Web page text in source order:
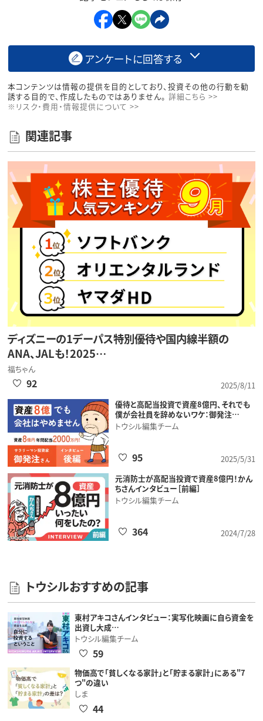
アンケートに回答する
本コンテンツは情報の提供を目的としており、投資その他の行動を勧
誘する目的で、作成したものではありません。 詳細こちら >>
※リスク・費用・情報提供について >>
関連記事
ディズニーの1デーパス特別優待や国内線半額の
ANA、JALも！2025…
福ちゃん
2025/8/11
92
優待と高配当投資で資産8億円、それでも
僕が会社員を辞めないワケ：御発注…
トウシル編集チーム
2025/5/31
95
元消防士が高配当投資で資産8億円！かん
ちさんインタビュー［前編］
トウシル編集チーム
2024/7/28
364
トウシルおすすめの記事
東村アキコさんインタビュー：実写化映画に自ら資金を
出資し大成…
トウシル編集チーム
59
物価高で「貧しくなる家計」と「貯まる家計」にある"7
つ"の違い
しま
44